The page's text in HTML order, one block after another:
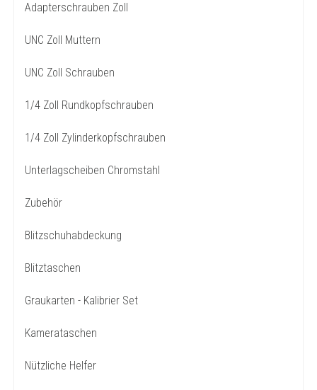
Adapterschrauben Zoll
UNC Zoll Muttern
UNC Zoll Schrauben
1/4 Zoll Rundkopfschrauben
1/4 Zoll Zylinderkopfschrauben
Unterlagscheiben Chromstahl
Zubehör
Blitzschuhabdeckung
Blitztaschen
Graukarten - Kalibrier Set
Kamerataschen
Nützliche Helfer